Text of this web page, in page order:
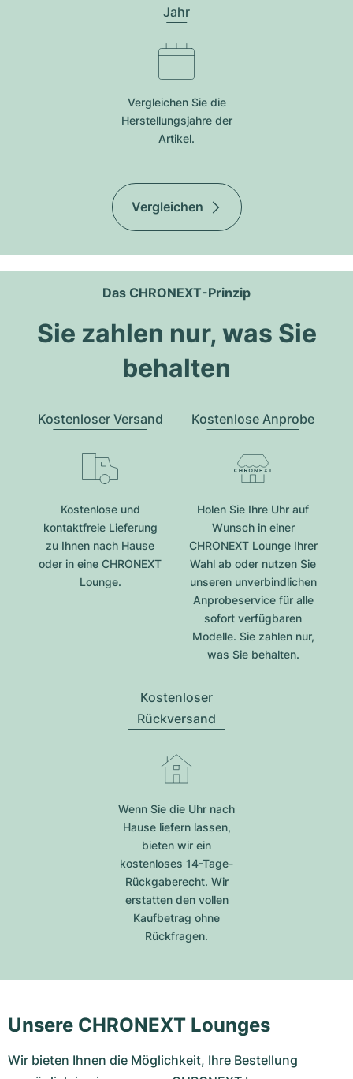
Jahr
Vergleichen Sie die
Herstellungsjahre der
Artikel.
Vergleichen
Das CHRONEXT-Prinzip
Sie zahlen nur, was Sie
behalten
Kostenloser Versand
Kostenlose und
kontaktfreie Lieferung
zu Ihnen nach Hause
oder in eine CHRONEXT
Lounge.
Kostenlose Anprobe
Holen Sie Ihre Uhr auf
Wunsch in einer
CHRONEXT Lounge Ihrer
Wahl ab oder nutzen Sie
unseren unverbindlichen
Anprobeservice für alle
sofort verfügbaren
Modelle. Sie zahlen nur,
was Sie behalten.
Kostenloser
Rückversand
Wenn Sie die Uhr nach
Hause liefern lassen,
bieten wir ein
kostenloses 14-Tage-
Rückgaberecht. Wir
erstatten den vollen
Kaufbetrag ohne
Rückfragen.
Unsere CHRONEXT Lounges
Wir bieten Ihnen die Möglichkeit, Ihre Bestellung